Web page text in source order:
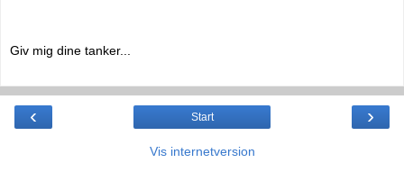
Giv mig dine tanker...
‹ ›
Start
Vis internetversion